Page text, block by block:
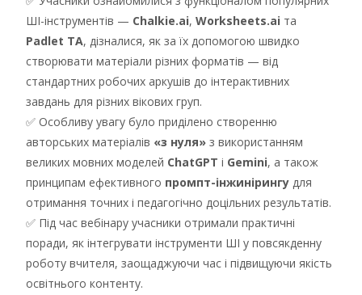
ШІ-інструментів — Chalkie.ai, Worksheets.ai та
Padlet TA, дізналися, як за їх допомогою швидко
створювати матеріали різних форматів — від
стандартних робочих аркушів до інтерактивних
завдань для різних вікових груп.
✅ Особливу увагу було приділено створенню
авторських матеріалів «з нуля» з використанням
великих мовних моделей ChatGPT і Gemini, а також
принципам ефективного промпт-інжинірингу для
отримання точних і педагогічно доцільних результатів.
✅ Під час вебінару учасники отримали практичні
поради, як інтегрувати інструменти ШІ у повсякденну
роботу вчителя, заощаджуючи час і підвищуючи якість
освітнього контенту.